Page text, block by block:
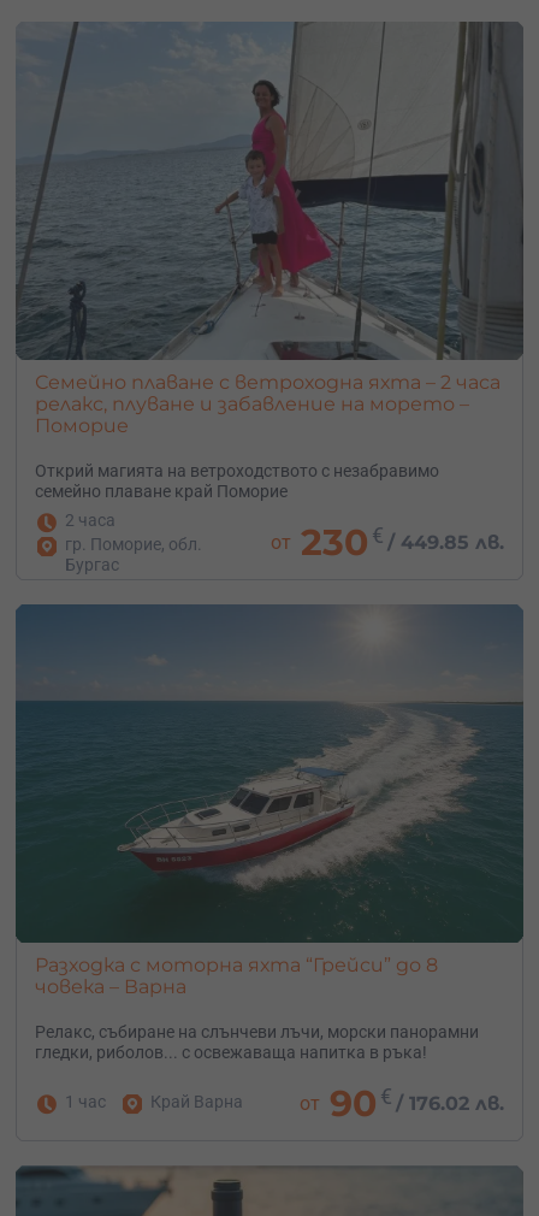
Семейно плаване с ветроходна яхта – 2 часа
релакс, плуване и забавление на морето –
Поморие
Открий магията на ветроходството с незабравимо
семейно плаване край Поморие
2 часа
гр. Поморие, обл.
Бургас
от 230 € /449.85 лв.
Разходка с моторна яхта “Грейси” до 8
човека – Варна
Релакс, събиране на слънчеви лъчи, морски панорамни
гледки, риболов... с освежаваща напитка в ръка!
1 час Край Варна от 90 € / 176.02 лв.